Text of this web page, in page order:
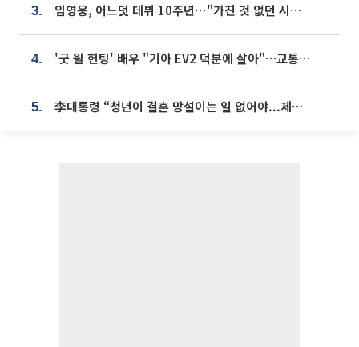
3. 임영웅, 어느덧 데뷔 10주년⋯"가진 것 없던 시절, 내 앞엔 20명의 팬뿐"
4. '굿 윌 헌팅' 배우 "기아 EV2 덕분에 살아"…교통사고 후 안전성 극찬
5. 李대통령 “청년이 결혼 망설이는 일 없어야...제도상 불이익 조사”